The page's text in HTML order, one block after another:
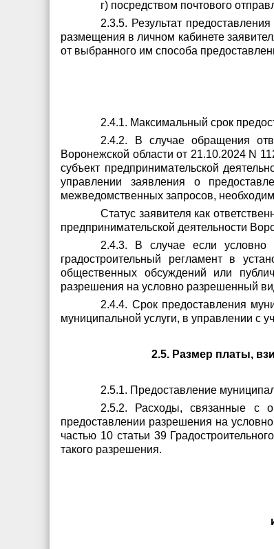
г) посредством почтового
2.3.5. Результат
размещения в личном кабинете
от выбранного им способа
2.4.1. Максимальный срок
2.4.2. В случае обращения
Воронежской области от 21.10.2024 N
субъект предпринимательской
управлении заявления о
межведомственных запросов,
Статус заявителя как
предпринимательской деятельности
2.4.3. В случае если условно
градостроительный регламент в
общественных обсуждений или
разрешения на условно разрешенный
2.4.4. Срок предоставления
муниципальной услуги, в управлении с
2.5. Размер платы,
2.5.1. Предоставление
2.5.2. Расходы, связанные с
предоставлении разрешения на
частью 10 статьи 39
такого разрешения.